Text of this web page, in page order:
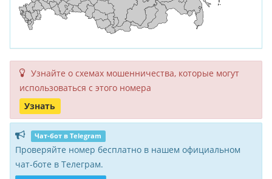
Узнайте о схемах мошенни­чества, кото­рые могут
исполь­зоваться с этого номера
Узнать
Чат-бот в Telegram
Проверяйте номер бесплатно в нашем официальном
чат-боте в Телеграм.